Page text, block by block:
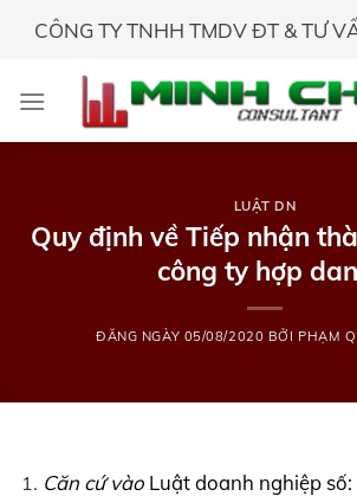
CÔNG TY TNHH TMDV ĐT & TƯ
LUẬT DN
Quy định về Tiếp nhận
công ty hợp
ĐĂNG NGÀY 05/08/2020 BỞI PHẠM
Căn cứ vào Luật doanh nghiệp